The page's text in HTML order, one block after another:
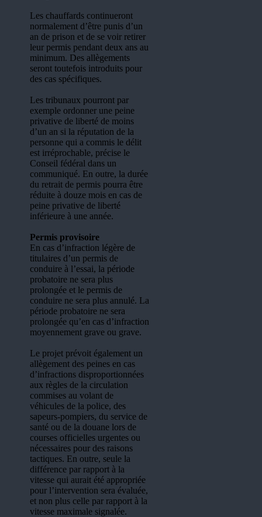
Les chauffards continueront
normalement d’être punis d’un
an de prison et de se voir retirer
leur permis pendant deux ans au
minimum. Des allègements
seront toutefois introduits pour
des cas spécifiques.
Les tribunaux pourront par
exemple ordonner une peine
privative de liberté de moins
d’un an si la réputation de la
personne qui a commis le délit
est irréprochable, précise le
Conseil fédéral dans un
communiqué. En outre, la durée
du retrait de permis pourra être
réduite à douze mois en cas de
peine privative de liberté
inférieure à une année.
Permis provisoire
En cas d’infraction légère de
titulaires d’un permis de
conduire à l’essai, la période
probatoire ne sera plus
prolongée et le permis de
conduire ne sera plus annulé. La
période probatoire ne sera
prolongée qu’en cas d’infraction
moyennement grave ou grave.
Le projet prévoit également un
allègement des peines en cas
d’infractions disproportionnées
aux règles de la circulation
commises au volant de
véhicules de la police, des
sapeurs-pompiers, du service de
santé ou de la douane lors de
courses officielles urgentes ou
nécessaires pour des raisons
tactiques. En outre, seule la
différence par rapport à la
vitesse qui aurait été appropriée
pour l’intervention sera évaluée,
et non plus celle par rapport à la
vitesse maximale signalée.